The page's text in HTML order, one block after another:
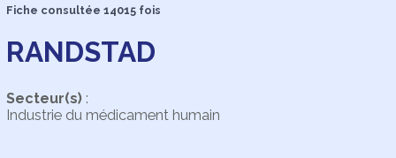
Fiche consultée 14015 fois
RANDSTAD
Secteur(s):
Industrie du médicament humain